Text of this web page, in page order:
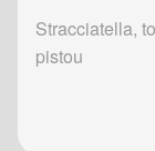
Stracciatella,
pistou